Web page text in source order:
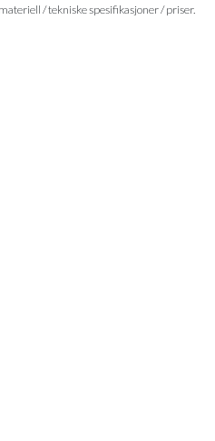
/ tekniske spesifikasjoner / priser.